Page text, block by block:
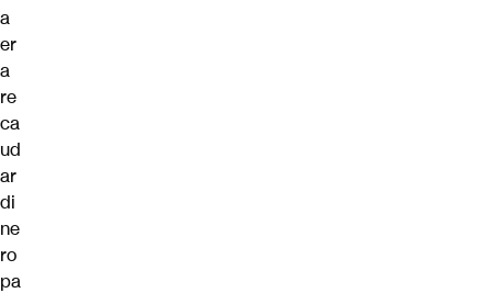
a
er
a
re
ca
ud
ar
di
ne
ro
pa